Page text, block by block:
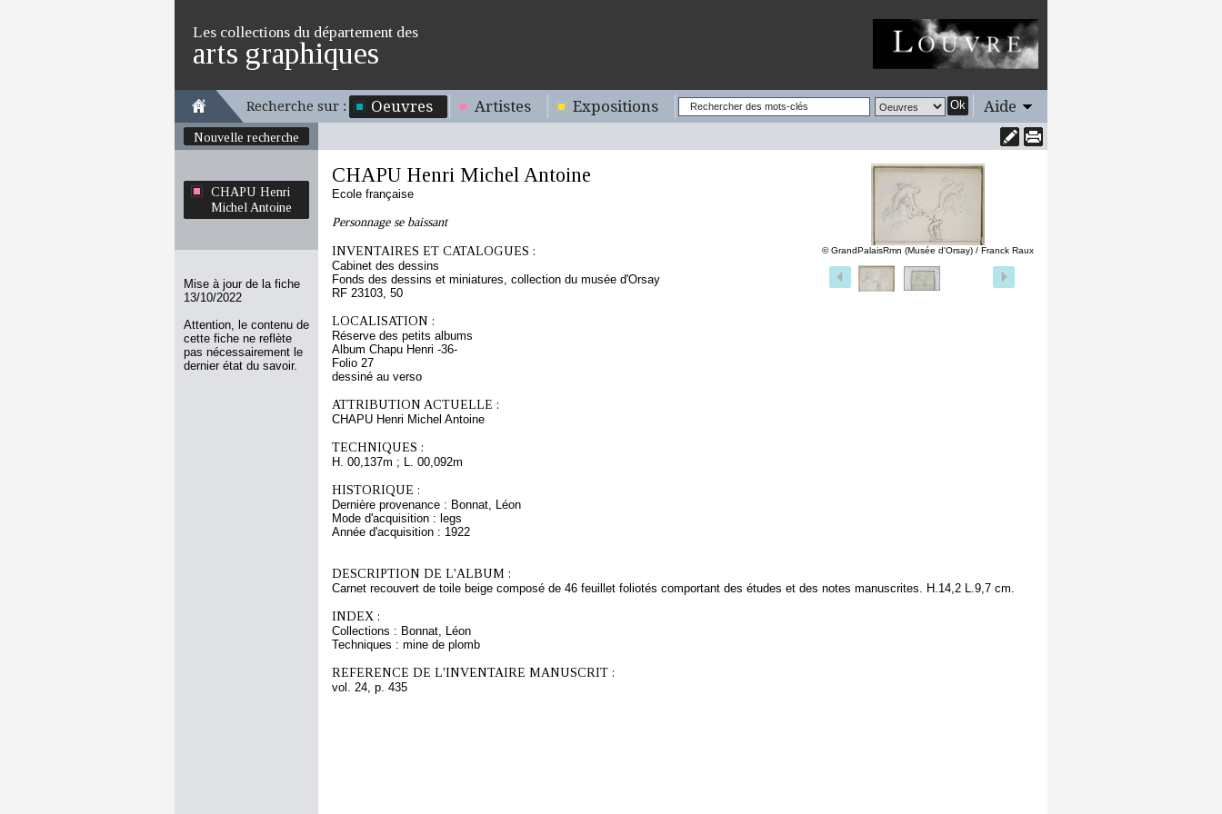
Les collections du département des
arts graphiques
Recherche sur : Oeuvres Artistes Expositions Ok Aide
Nouvelle recherche
CHAPU Henri
Michel Antoine
Mise à jour de la fiche
13/10/2022
Attention, le contenu de
cette fiche ne reflète
pas nécessairement le
dernier état du savoir.
© GrandPalaisRmn (Musée d'Orsay) / Franck Raux
CHAPU Henri Michel Antoine
Ecole française
Personnage se baissant
INVENTAIRES ET CATALOGUES :
Cabinet des dessins
Fonds des dessins et miniatures, collection du musée d'Orsay
RF 23103, 50
LOCALISATION :
Réserve des petits albums
Album Chapu Henri -36-
Folio 27
dessiné au verso
ATTRIBUTION ACTUELLE :
CHAPU Henri Michel Antoine
TECHNIQUES :
H. 00,137m ; L. 00,092m
HISTORIQUE :
Dernière provenance : Bonnat, Léon
Mode d'acquisition : legs
Année d'acquisition : 1922
DESCRIPTION DE L'ALBUM :
Carnet recouvert de toile beige composé de 46 feuillet foliotés comportant des études et des notes manuscrites. H.14,2 L.9,7 cm.
INDEX :
Collections : Bonnat, Léon
Techniques : mine de plomb
REFERENCE DE L'INVENTAIRE MANUSCRIT :
vol. 24, p. 435